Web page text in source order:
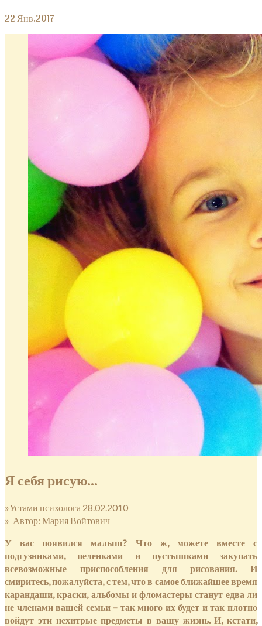
22 Янв.2017
Я себя рисую…
»Устами психолога 28.02.2010
» Автор: Мария Войтович
У вас появился малыш? Что ж, можете вместе с
подгузниками, пеленками и пустышками закупать
всевозможные приспособления для рисования. И
смиритесь, пожалуйста, с тем, что в самое ближайшее время
карандаши, краски, альбомы и фломастеры станут едва ли
не членами вашей семьи – так много их будет и так плотно
войдут эти нехитрые предметы в вашу жизнь. И, кстати,